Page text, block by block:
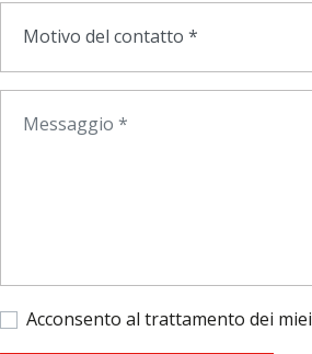
Acconsento al trattamento dei miei